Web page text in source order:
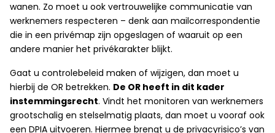
wanen. Zo moet u ook vertrouwelijke communicatie van
werknemers respecteren – denk aan mailcorrespondentie
die in een privémap zijn opgeslagen of waaruit op een
andere manier het privékarakter blijkt.
Gaat u controlebeleid maken of wijzigen, dan moet u
hierbij de OR betrekken. De OR heeft in dit kader
instemmingsrecht. Vindt het monitoren van werknemers
grootschalig en stelselmatig plaats, dan moet u vooraf ook
een DPIA uitvoeren. Hiermee brengt u de privacyrisico’s van